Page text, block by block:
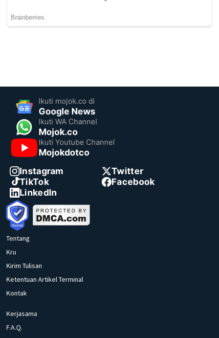
Ikuti mojok.co di
Google News
Ikuti WA Channel
Mojok.co
Ikuti Youtube Channel
Mojokdotco
Instagram
Twitter
TikTok
Facebook
LinkedIn
Tentang
Kru
Kirim Tulisan
Ketentuan Artikel Terminal
Kontak
Kerjasama
F.A.Q.